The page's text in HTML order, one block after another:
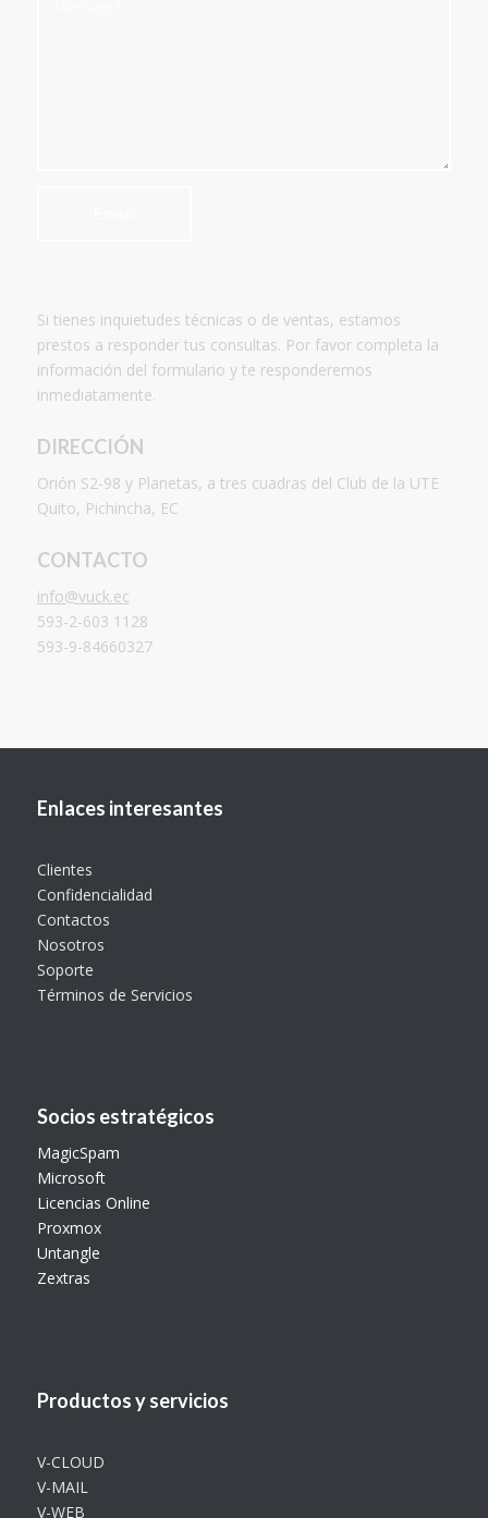
Si tienes inquietudes técnicas o de ventas, estamos
prestos a responder tus consultas. Por favor completa la
información del formulario y te responderemos
inmediatamente.
DIRECCIÓN
Orión S2-98 y Planetas, a tres cuadras del Club de la UTE
Quito, Pichincha, EC
CONTACTO
info@vuck.ec
593-2-603 1128
593-9-84660327
Enlaces interesantes
Clientes
Confidencialidad
Contactos
Nosotros
Soporte
Términos de Servicios
Socios estratégicos
MagicSpam
Microsoft
Licencias Online
Proxmox
Untangle
Zextras
Productos y servicios
V-CLOUD
V-MAIL
V-WEB